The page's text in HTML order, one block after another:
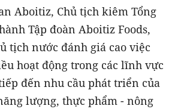
Aboitiz, Chủ tịch kiêm Tổng
Tập đoàn Aboitiz Foods,
tịch nước đánh giá cao việc
hoạt động trong các lĩnh vực
đến nhu cầu phát triển của
lượng, thực phẩm - nông